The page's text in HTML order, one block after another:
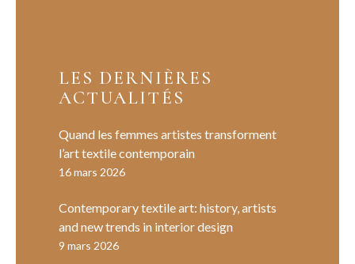
LES DERNIÈRES
ACTUALITÉS
Quand les femmes artistes transforment
l’art textile contemporain
16 mars 2026
Contemporary textile art: history, artists
and new trends in interior design
9 mars 2026